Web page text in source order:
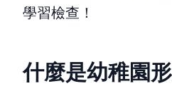
學習檢查！
什麼是幼稚園